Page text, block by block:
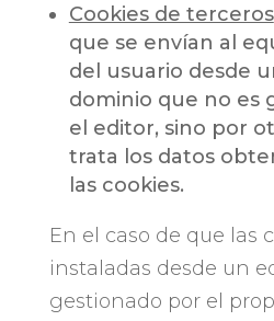
Cookies de terceros
que se envían al
del usuario desde
dominio que no es
el editor, sino por
trata los datos
las cookies.
En el caso de que las
instaladas desde un
gestionado por el